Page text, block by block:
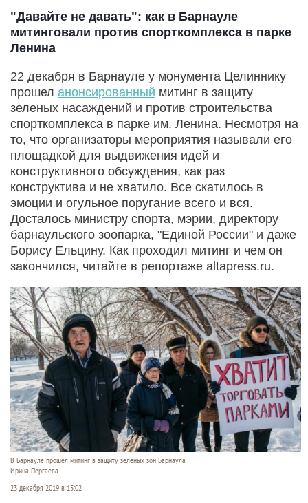
"Давайте не давать": как в Барнауле
митинговали против спорткомплекса в парке
Ленина
22 декабря в Барнауле у монумента Целиннику
прошел анонсированный митинг в защиту
зеленых насаждений и против строительства
спорткомплекса в парке им. Ленина. Несмотря на
то, что организаторы мероприятия называли его
площадкой для выдвижения идей и
конструктивного обсуждения, как раз
конструктива и не хватило. Все скатилось в
эмоции и огульное поругание всего и вся.
Досталось министру спорта, мэрии, директору
барнаульского зоопарка, "Единой России" и даже
Борису Ельцину. Как проходил митинг и чем он
закончился, читайте в репортаже altapress.ru.
В Барнауле прошел митинг в защиту зеленых зон Барнаула
Ирина Пергаева
23 декабря 2019 в 15:02